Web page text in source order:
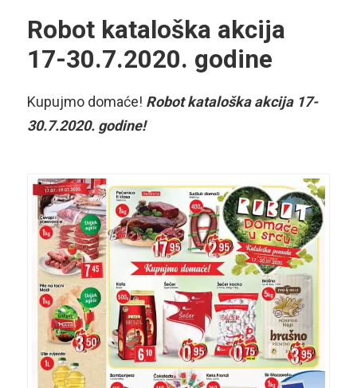
Robot kataloška akcija
17-30.7.2020. godine
Kupujmo domaće! Robot kataloška akcija 17-
30.7.2020. godine!